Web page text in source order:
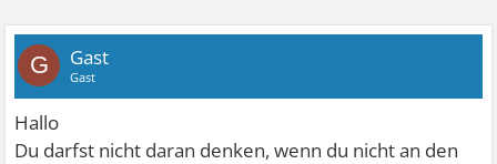
G Gast
Gast
Hallo
Du darfst nicht daran denken, wenn du nicht an den